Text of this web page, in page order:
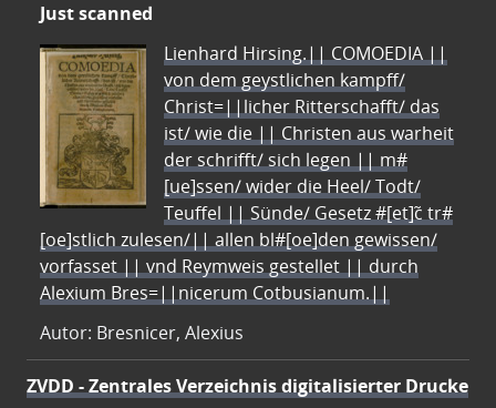
Just scanned
Lienhard Hirsing.|| COMOEDIA ||
von dem geystlichen kampff/
Christ=||licher Ritterschafft/ das
ist/ wie die || Christen aus warheit
der schrifft/ sich legen || m#
[ue]ssen/ wider die Heel/ Todt/
Teuffel || Sünde/ Gesetz #[et]c̃ tr#
[oe]stlich zulesen/|| allen bl#[oe]den gewissen/
vorfasset || vnd Reymweis gestellet || durch
Alexium Bres=||nicerum Cotbusianum.||
Autor: Bresnicer, Alexius
ZVDD - Zentrales Verzeichnis digitalisierter Drucke